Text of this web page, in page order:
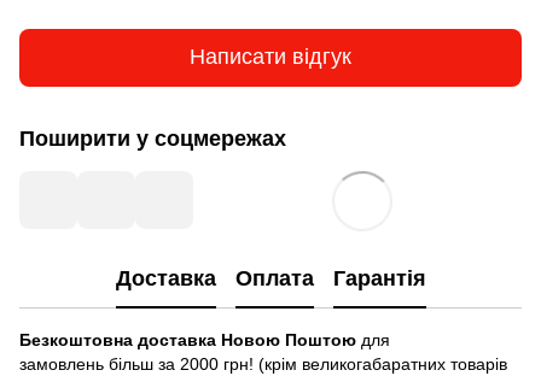
Написати відгук
Поширити у соцмережах
Доставка Оплата Гарантія
Безкоштовна доставка Новою Поштою для
замовлень більш за 2000 грн! (крім великогабаратних товарів